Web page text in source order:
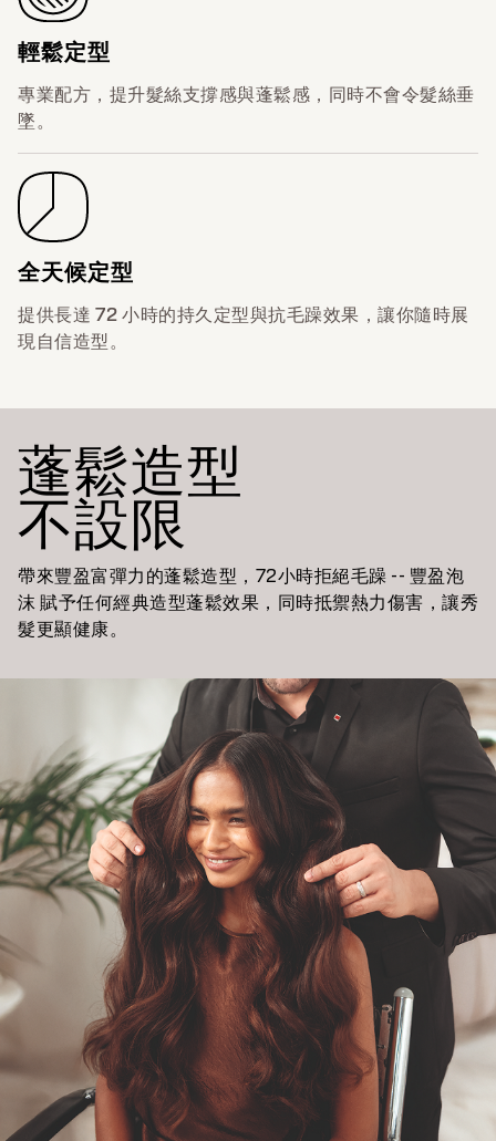
輕鬆定型
專業配方，提升髮絲支撐感與蓬鬆感，同時不會令髮絲垂
墜。
全天候定型
提供長達 72 小時的持久定型與抗毛躁效果，讓你隨時展
現自信造型。
蓬鬆造型
不設限
帶來豐盈富彈力的蓬鬆造型，72小時拒絕毛躁 -- 豐盈泡
沫 賦予任何經典造型蓬鬆效果，同時抵禦熱力傷害，讓秀
髮更顯健康。